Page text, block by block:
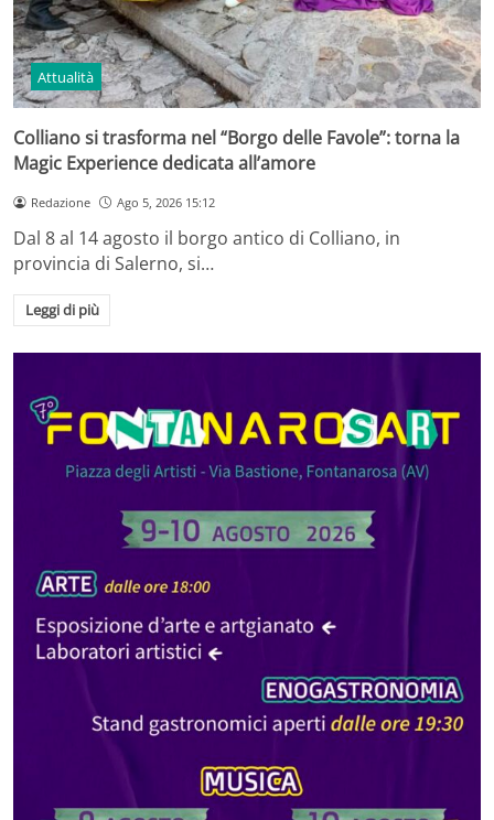
Attualità
Colliano si trasforma nel “Borgo delle Favole”: torna la
Magic Experience dedicata all’amore
Redazione Ago 5, 2026 15:12
Dal 8 al 14 agosto il borgo antico di Colliano, in
provincia di Salerno, si…
Leggi di più